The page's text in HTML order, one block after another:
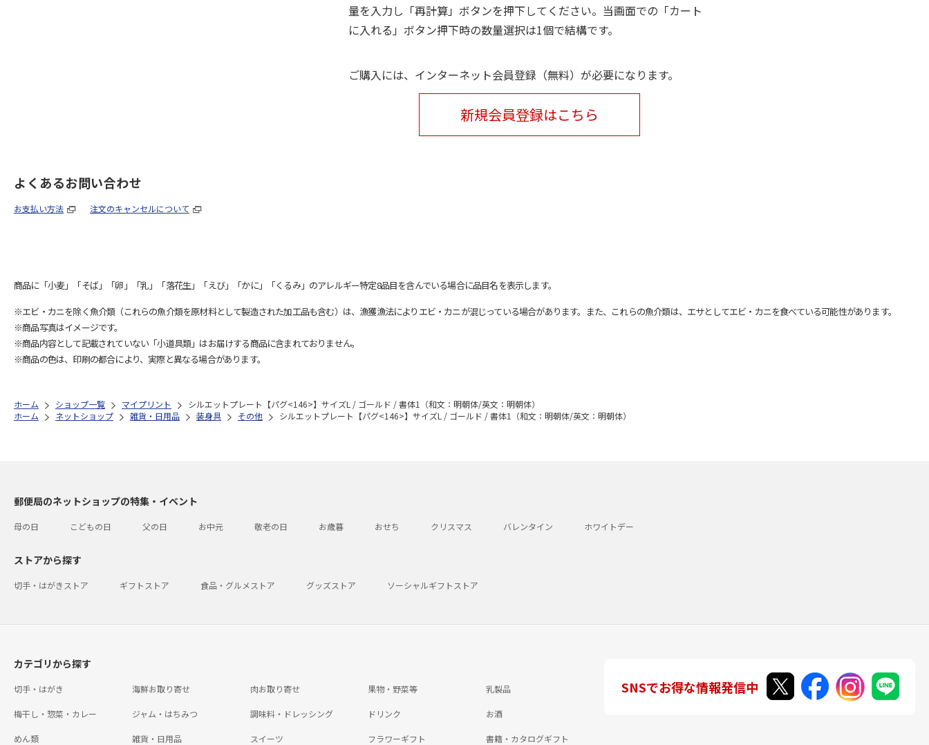
量を入力し「再計算」ボタンを押下してください。当画面での「カート
に入れる」ボタン押下時の数量選択は1個で結構です。
ご購入には、インターネット会員登録（無料）が必要になります。
新規会員登録はこちら
よくあるお問い合わせ
お支払い方法 注文のキャンセルについて
商品に「小麦」「そば」「卵」「乳」「落花生」「えび」「かに」「くるみ」のアレルギー特定8品目を含んでいる場合に品目名を表示します。
※エビ・カニを除く魚介類（これらの魚介類を原材料として製造された加工品も含む）は、漁獲漁法によりエビ・カニが混じっている場合があります。また、これらの魚介類は、エサとしてエビ・カニを食べている可能性があります。
※商品写真はイメージです。
※商品内容として記載されていない「小道具類」はお届けする商品に含まれておりません。
※商品の色は、印刷の都合により、実際と異なる場合があります。
ホーム ショップ一覧 マイプリント
シルエットプレート【パグ<146>】サイズL / ゴールド / 書体1（和文：明朝体/英文：明朝体）
ホーム
ネットショップ 雑貨・日用品 装身具 その他 シルエットプレート【パグ<146>】サイズL / ゴールド / 書体1（和文：明朝体/英文：明朝体）
郵便局のネットショップの特集・イベント
母の日 こどもの日 父の日 お中元 敬老の日 お歳暮 おせち クリスマス バレンタイン ホワイトデー
ストアから探す
切手・はがきストア ギフトストア 食品・グルメストア グッズストア ソーシャルギフトストア
カテゴリから探す
切手・はがき 海鮮お取り寄せ 肉お取り寄せ 果物・野菜等 乳製品
梅干し・惣菜・カレー ジャム・はちみつ 調味料・ドレッシング ドリンク お酒
めん類 雑貨・日用品 スイーツ フラワーギフト 書籍・カタログギフト
SNSでお得な情報発信中